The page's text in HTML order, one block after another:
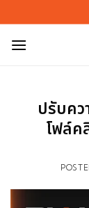
ไป
ปรับคว
โฟล์ค